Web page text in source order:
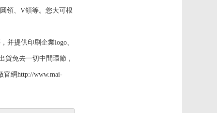
領、V領等。您大可根
提供印刷企業logo、
貨免去一切中間環節，
官網http://www.mai-